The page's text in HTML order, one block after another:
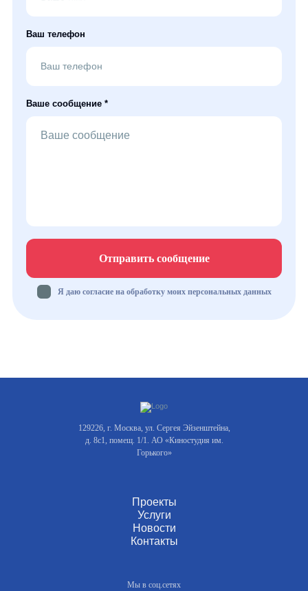
Ваш телефон
Ваше сообщение *
Отправить сообщение
Я даю согласие на обработку моих персональных данных
129226, г. Москва, ул. Сергея Эйзенштейна,
д. 8с1, помещ. 1/1. АО «Киностудия им.
Горького»
Проекты
Услуги
Новости
Контакты
Мы в соц.сетях